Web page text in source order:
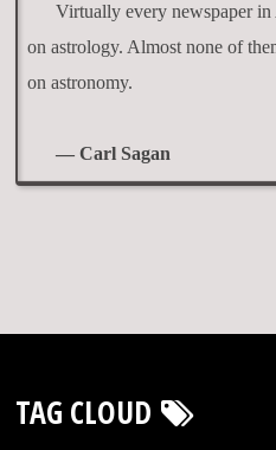
Virtually every newspaper
on astrology. Almost none of
on astronomy.
— Carl Sagan
TAG CLOUD